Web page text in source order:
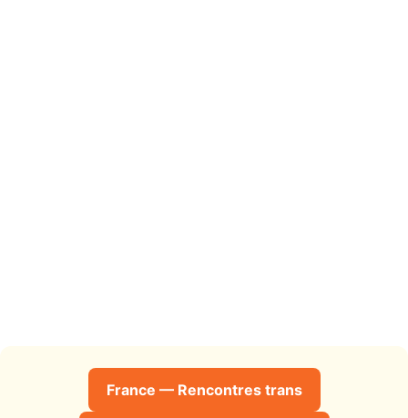
France — Rencontres trans